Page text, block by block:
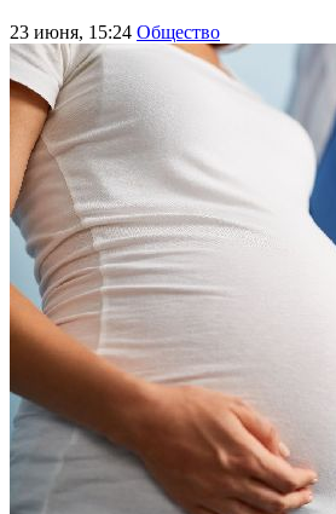
23 июня, 15:24 Общество